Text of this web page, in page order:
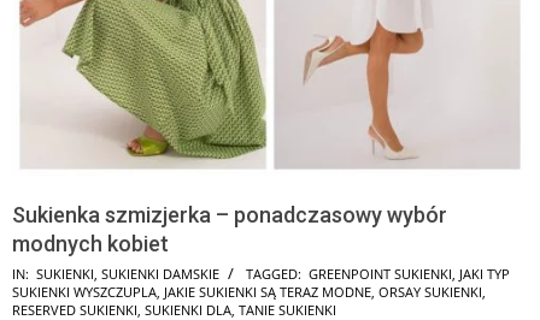
Sukienka szmizjerka – ponadczasowy wybór
modnych kobiet
IN: SUKIENKI, SUKIENKI DAMSKIE TAGGED: GREENPOINT SUKIENKI, JAKI TYP
SUKIENKI WYSZCZUPLA, JAKIE SUKIENKI SĄ TERAZ MODNE, ORSAY SUKIENKI,
RESERVED SUKIENKI, SUKIENKI DLA, TANIE SUKIENKI